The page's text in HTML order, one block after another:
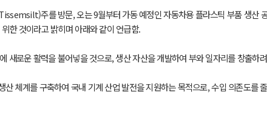
주를 방문, 오는 9월부터 가동 예정인 자동차용 플라스틱 부품 생산
한 것이라고 밝히며 아래와 같이 언급함.
새로운 활력을 불어넣을 것으로, 생산 자산을 개발하여 부와 일자리를 창출하
체계를 구축하여 국내 기계 산업 발전을 지원하는 목적으로, 수입 의존도를